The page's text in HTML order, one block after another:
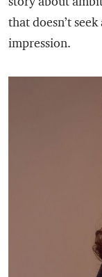
that doesn’t
impression.